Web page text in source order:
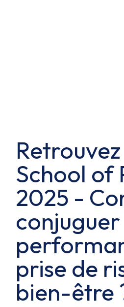
School of
2025 -
conjuguer
prise de
bien-être